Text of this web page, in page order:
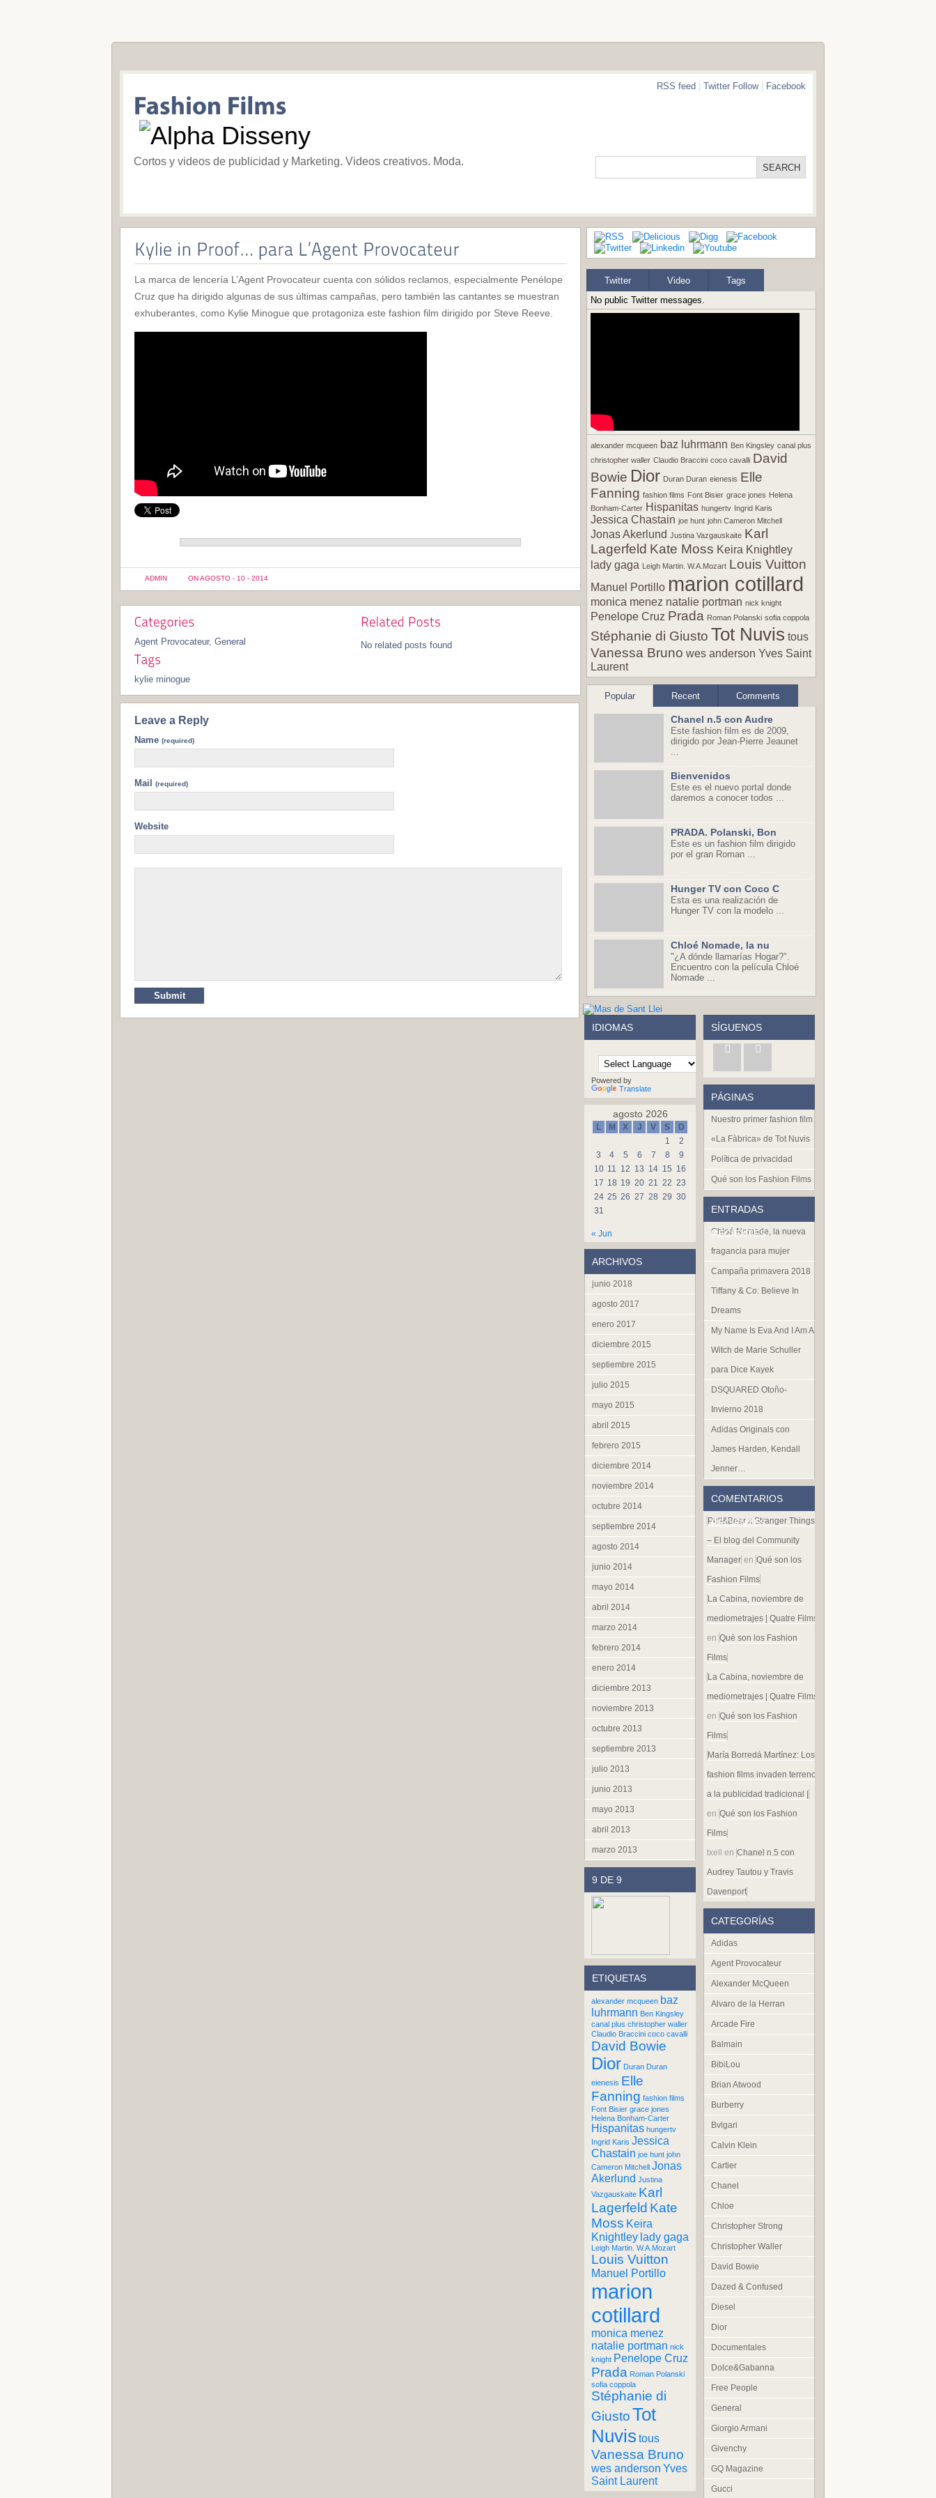
Cortos y videos de publicidad y Marketing. Videos creativos. Moda.
RSS feed Twitter Follow| Facebook
La marca de lencería L’Agent Provocateur cuenta con sólidos reclamos, especialmente Penélope
Cruz que ha dirigido algunas de sus últimas campañas, pero también las cantantes se muestran
exhuberantes, como Kylie Minogue que protagoniza este fashion film dirigido por Steve Reeve.
ADMIN ON AGOSTO - 10 - 2014
Agent Provocateur, General
kylie minogue
No related posts found
Leave a Reply
Name (required)
Mail (required)
Website
Twitter Video
Tags
No public Twitter messages.
alexander mcqueen baz luhrmann Ben Kingsley canal plus
christopher waller Claudio Braccini coco cavalli David
Bowie Dior Duran Duran eienesis Elle
Fanning fashion films Font Bisier grace jones Helena
Bonham-Carter Hispanitas hungertv Ingrid Karis
Jessica Chastain joe hunt john Cameron Mitchell
Jonas Akerlund Justina Vazgauskaite Karl
Lagerfeld Kate Moss Keira Knightley
lady gaga Leigh Martin. W.A.Mozart Louis Vuitton
Manuel Portillo marion cotillard
monica menez natalie portman nick knight
Penelope Cruz Prada Roman Polanski sofia coppola
Stéphanie di Giusto Tot Nuvis tous
Vanessa Bruno wes anderson Yves Saint
Laurent
Popular Recent Comments
Chanel n.5 con Audre
Este fashion film es de 2009,
dirigido por Jean-Pierre Jeaunet
...
Bienvenidos
Este es el nuevo portal donde
daremos a conocer todos ...
PRADA. Polanski, Bon
Este es un fashion film dirigido
por el gran Roman ...
Hunger TV con Coco C
Esta es una realización de
Hunger TV con la modelo ...
Chloé Nomade, la nu
"¿A dónde llamarías Hogar?".
Encuentro con la película Chloé
Nomade ...
IDIOMAS
Powered by
Translate
agosto 2026
L M X J V S
D
1
2
3
4 5 6 7 8
9
10 11 12 13 14 15 16
17 18 19 20 21 22 23
24 25 26 27 28 29 30
31
« Jun
ARCHIVOS
junio 2018
agosto 2017
enero 2017
diciembre 2015
septiembre 2015
julio 2015
mayo 2015
abril 2015
febrero 2015
diciembre 2014
noviembre 2014
octubre 2014
septiembre 2014
agosto 2014
junio 2014
mayo 2014
abril 2014
marzo 2014
febrero 2014
enero 2014
diciembre 2013
noviembre 2013
octubre 2013
septiembre 2013
julio 2013
junio 2013
mayo 2013
abril 2013
marzo 2013
9 DE 9
ETIQUETAS
alexander mcqueen baz
luhrmann Ben Kingsley
canal plus christopher waller
Claudio Braccini coco cavalli
David Bowie
Dior Duran Duran
eienesis Elle
Fanning fashion films
Font Bisier grace jones
Helena Bonham-Carter
Hispanitas hungertv
Ingrid Karis Jessica
Chastain joe hunt john
Cameron Mitchell Jonas
Akerlund Justina
Vazgauskaite Karl
Lagerfeld Kate
Moss Keira
Knightley lady gaga
Leigh Martin. W.A.Mozart
Louis Vuitton
Manuel Portillo
marion
cotillard
monica menez
natalie portman nick
knight Penelope Cruz
Prada Roman Polanski
sofia coppola
Stéphanie di
GiustoTot
Nuvis tous
Vanessa Bruno
wes anderson Yves
Saint Laurent
SÍGUENOS
PÁGINAS
Nuestro primer fashion film
«La Fàbrica» de Tot Nuvis
Política de privacidad
Qué son los Fashion Films
ENTRADAS
RECIENTES
Chloé Nomade, la nueva
fragancia para mujer
Campaña primavera 2018
Tiffany & Co: Believe In
Dreams
My Name Is Eva And I Am A
Witch de Marie Schuller
para Dice Kayek
DSQUARED Otoño-
Invierno 2018
Adidas Originals con
James Harden, Kendall
Jenner…
COMENTARIOS
RECIENTES
Pull&Bear x Stranger Things
– El blog del Community
Manager en Qué son los
Fashion Films
La Cabina, noviembre de
mediometrajes | Quatre Films
en Qué son los Fashion
Films
La Cabina, noviembre de
mediometrajes | Quatre Films
en Qué son los Fashion
Films
María Borredá Martínez: Los
fashion films invaden terreno
a la publicidad tradicional |
en Qué son los Fashion
Films
txell
en Chanel n.5 con
Audrey Tautou y Travis
Davenport
CATEGORÍAS
Adidas
Agent Provocateur
Alexander McQueen
Alvaro de la Herran
Arcade Fire
Balmain
BibiLou
Brian Atwood
Burberry
Bvlgari
Calvin Klein
Cartier
Chanel
Chloe
Christopher Strong
Christopher Waller
David Bowie
Dazed & Confused
Diesel
Dior
Documentales
Dolce&Gabanna
Free People
General
Giorgio Armani
Givenchy
GQ Magazine
Gucci